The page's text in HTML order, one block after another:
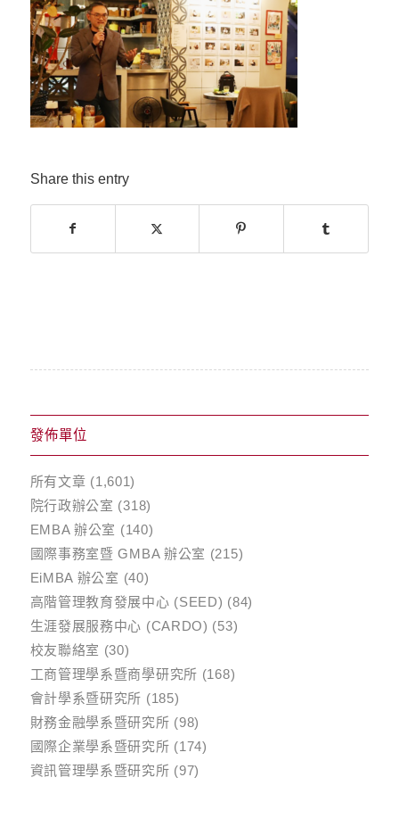
Share this entry
發佈單位
所有文章 (1,601)
院行政辦公室 (318)
EMBA 辦公室 (140)
國際事務室暨 GMBA 辦公室 (215)
EiMBA 辦公室 (40)
高階管理教育發展中心 (SEED) (84)
生涯發展服務中心 (CARDO) (53)
校友聯絡室 (30)
工商管理學系暨商學研究所 (168)
會計學系暨研究所 (185)
財務金融學系暨研究所 (98)
國際企業學系暨研究所 (174)
資訊管理學系暨研究所 (97)